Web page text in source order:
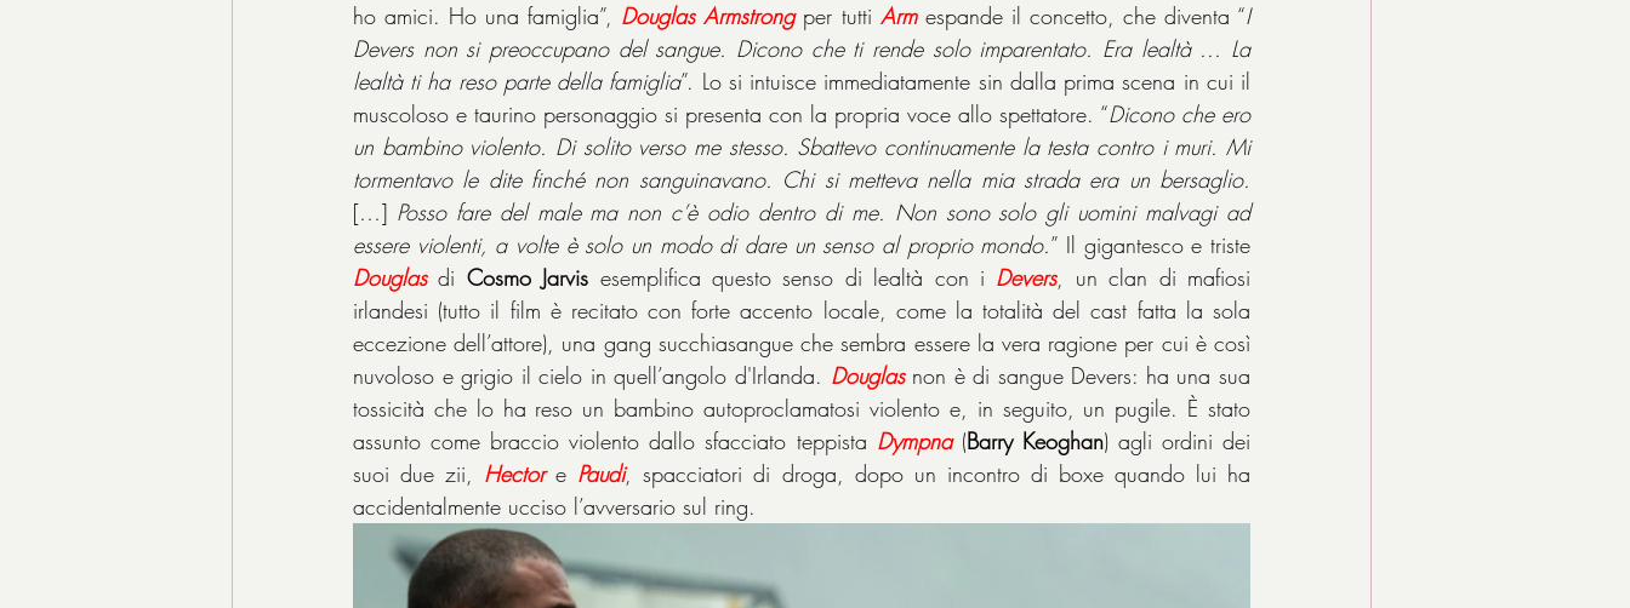
ho amici. Ho una famiglia”, Douglas Armstrong per tutti Arm espande il concetto, che diventa “I
Devers non si preoccupano del sangue. Dicono che ti rende solo imparentato. Era lealtà ... La
lealtà ti ha reso parte della famiglia”. Lo si intuisce immediatamente sin dalla prima scena in cui il
muscoloso e taurino personaggio si presenta con la propria voce allo spettatore. “Dicono che ero
un bambino violento. Di solito verso me stesso. Sbattevo continuamente la testa contro i muri. Mi
[…] Posso fare del male ma non c’è odio dentro di me. Non sono solo gli uomini malvagi ad
essere violenti, a volte è solo un modo di dare un senso al proprio mondo.
Douglas di Cosmo Jarvis esemplifica questo senso di lealtà con i Devers, un clan di mafiosi
irlandesi (tutto il film è recitato con forte accento locale, come la totalità del cast fatta la sola
eccezione dell’attore), una gang succhiasangue che sembra essere la vera ragione per cui è così
nuvoloso e grigio il cielo in quell’angolo d'Irlanda. Douglas non è di sangue Devers: ha una sua
tossicità che lo ha reso un bambino autoproclamatosi violento e, in seguito, un pugile. È stato
assunto come braccio violento dallo sfacciato teppista Dympna (Barry Keoghan) agli ordini dei
suoi due zii, Hector e Paudi, spacciatori di droga, dopo un incontro di boxe quando lui ha
accidentalmente ucciso l’avversario sul ring.